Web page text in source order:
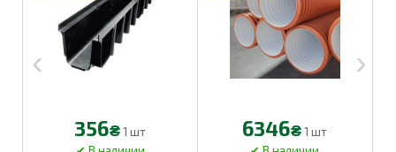
356₴1 шт 6346₴ 1 шт